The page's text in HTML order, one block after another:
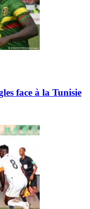
face à la Tunisie